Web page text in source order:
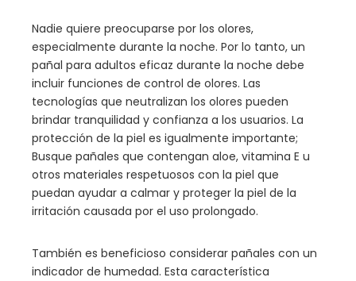
Nadie quiere preocuparse por los olores,
especialmente durante la noche. Por lo tanto, un
pañal para adultos eficaz durante la noche debe
incluir funciones de control de olores. Las
tecnologías que neutralizan los olores pueden
brindar tranquilidad y confianza a los usuarios. La
protección de la piel es igualmente importante;
Busque pañales que contengan aloe, vitamina E u
otros materiales respetuosos con la piel que
puedan ayudar a calmar y proteger la piel de la
irritación causada por el uso prolongado.
También es beneficioso considerar pañales con un
indicador de humedad. Esta característica